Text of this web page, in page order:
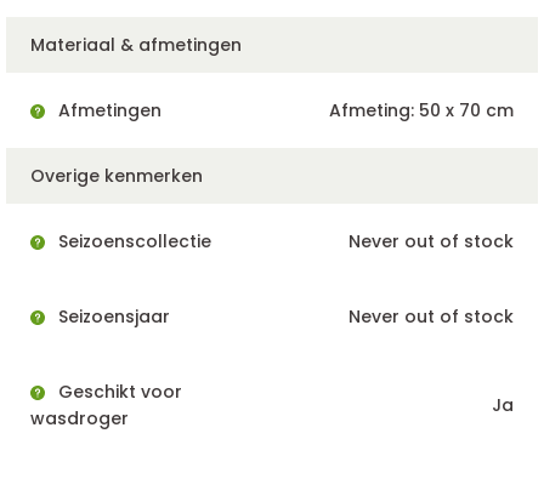
Materiaal & afmetingen
Afmetingen Afmeting: 50 x 70 cm
Overige kenmerken
Seizoenscollectie Never out of stock
Seizoensjaar Never out of stock
Geschikt voor
wasdroger
Ja